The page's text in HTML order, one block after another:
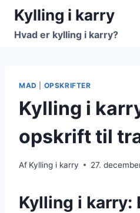
Fortsæt
indhold
Kylling i karry
Hvad er kylling i karry?
MAD OPSKRIFTER
Kylling i
opskrift til
Af Kylling i karry 27.
Kylling i karry: